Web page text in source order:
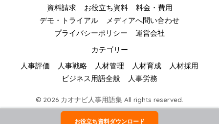
資料請求 お役立ち資料
料金・費用
デモ・トライアル
メディアへ問い合わせ
プライバシーポリシー
運営会社
カテゴリー
人事評価 人事戦略 人材管理 人材育成
人材採用
ビジネス用語全般
人事労務
© 2026 カオナビ人事用語集 All rights reserved.
お役立ち資料ダウンロード